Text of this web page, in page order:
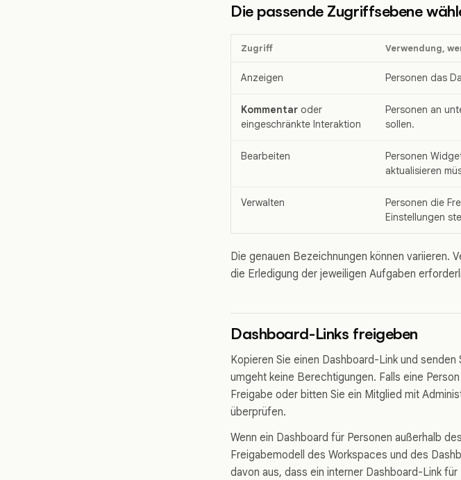
Die passende Zugriffsebene
Zugriff Verwendung,
Anzeigen Personen das
Kommentar oder
eingeschränkte Interaktion
Personen an
sollen.
Bearbeiten
Personen
aktualisieren
Verwalten
Personen die
Einstellungen
Die genauen Bezeichnungen können variieren.
die Erledigung der jeweiligen Aufgaben
Dashboard-Links freigeben
Kopieren Sie einen Dashboard-Link und
umgeht keine Berechtigungen. Falls eine
Freigabe oder bitten Sie ein Mitglied mit
überprüfen.
Wenn ein Dashboard für Personen außerhalb
Freigabemodell des Workspaces und des
davon aus, dass ein interner Dashboard-Link